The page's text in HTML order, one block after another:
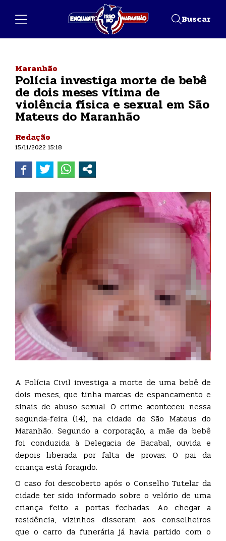
Buscar
Maranhão
Polícia investiga morte de bebê
de dois meses vítima de
violência física e sexual em São
Mateus do Maranhão
Redação
15/11/2022 15:18
A Polícia Civil investiga a morte de uma bebê de
dois meses, que tinha marcas de espancamento e
sinais de abuso sexual. O crime aconteceu nessa
segunda-feira (14), na cidade de São Mateus do
Maranhão. Segundo a corporação, a mãe da bebê
foi conduzida à Delegacia de Bacabal, ouvida e
depois liberada por falta de provas. O pai da
criança está foragido.
O caso foi descoberto após o Conselho Tutelar da
cidade ter sido informado sobre o velório de uma
criança feito a portas fechadas. Ao chegar a
residência, vizinhos disseram aos conselheiros
que o carro da funerária já havia partido com o